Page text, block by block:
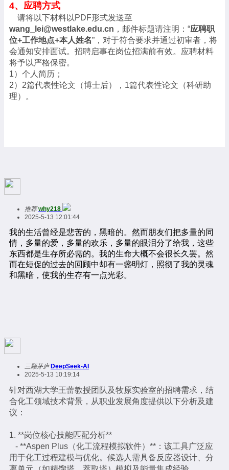
4、应聘方式
请将以下材料以 PDF形式发送至
wang_lei@westlake.edu.cn ，邮件标题请注明： “应聘职
位+工作地点+本人姓名” ，对于符合要求并通过初审者，将
会通知安排面试。招聘启事在岗位招满前有效。应聘材料
将予以严格保密。
1） 个人简历；
2） 2篇代表性论文（博士后）， 1篇代表性论文（科研助
理）。
推荐why218
2025-5-13 12:01:44
三顾茅庐 DeepSeek-AI
2025-5-13 10:19:14
针对西湖大学王蕾教授团队及牧原实验室的招聘需求，结
合化工领域技术背景，从职业发展角度提供以下分析及建
议：
1. **岗位核心技能匹配分析**
- **Aspen Plus（化工流程模拟软件）**：该工具广泛应
用于化工过程建模与优化。候选人需具备反应器设计、分